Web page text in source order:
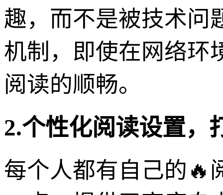
趣，而不是被技术问
机制，即使在网络环
阅读的顺畅。
2.个性化阅读设置，
每个人都有自己的🔥